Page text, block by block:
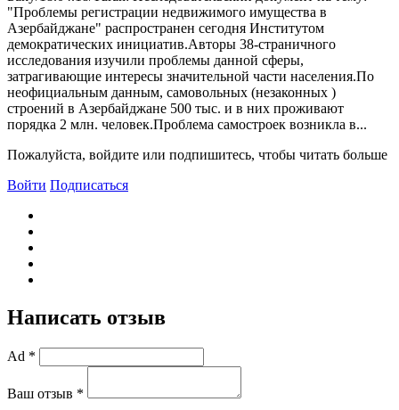
"Проблемы регистрации недвижимого имущества в
Азербайджане" распространен сегодня Институтом
демократических инициатив.Авторы 38-страничного
исследования изучили проблемы данной сферы,
затрагивающие интересы значительной части населения.По
неофициальным данным, самовольных (незаконных )
строений в Азербайджане 500 тыс. и в них проживают
порядка 2 млн. человек.Проблема самостроек возникла в...
Пожалуйста, войдите или подпишитесь, чтобы читать больше
Войти Подписаться
Написать отзыв
Ad *
Ваш отзыв *